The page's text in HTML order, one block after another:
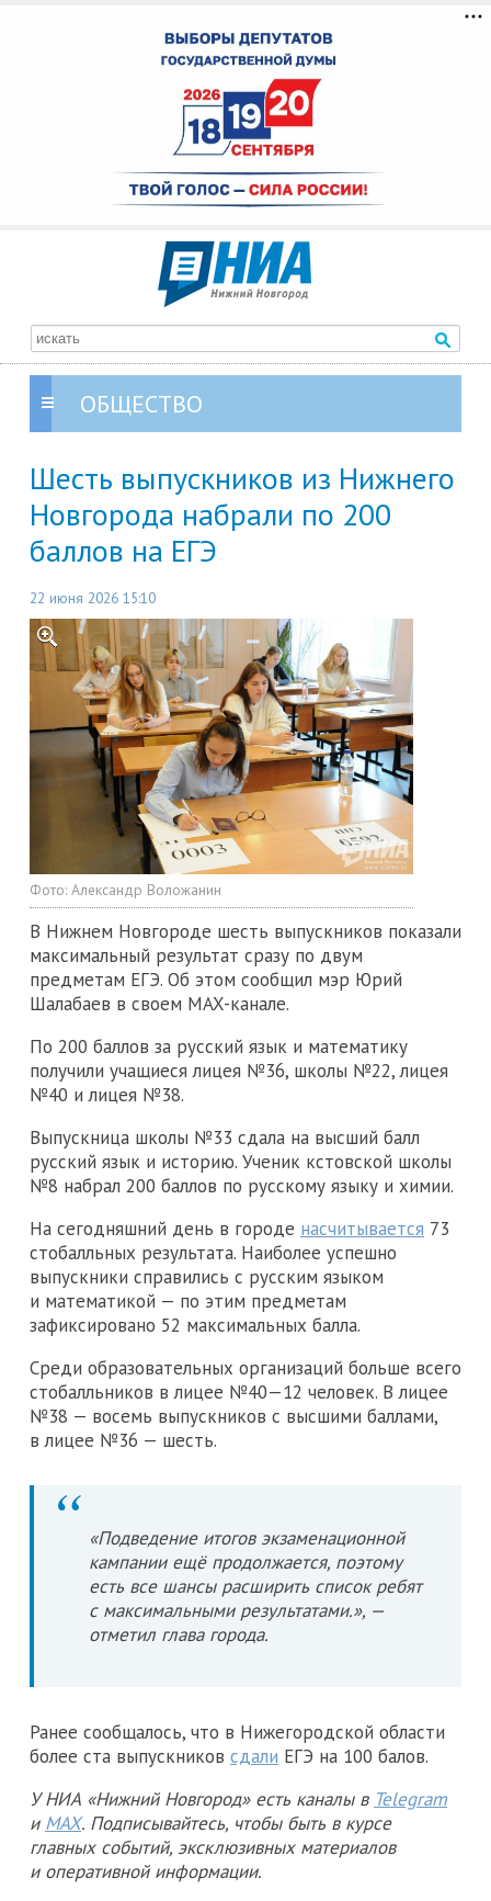
ОБЩЕСТВО
Шесть выпускников из Нижнего
Новгорода набрали по 200
баллов на ЕГЭ
22 июня 2026 15:10
Фото: Александр Воложанин
В Нижнем Новгороде шесть выпускников показали
максимальный результат сразу по двум
предметам ЕГЭ. Об этом сообщил мэр Юрий
Шалабаев в своем MAX-канале.
По 200 баллов за русский язык и математику
получили учащиеся лицея №36, школы №22, лицея
№40 и лицея №38.
Выпускница школы №33 сдала на высший балл
русский язык и историю. Ученик кстовской школы
№8 набрал 200 баллов по русскому языку и химии.
На сегодняшний день в городе насчитывается 73
стобалльных результата. Наиболее успешно
выпускники справились с русским языком
и математикой — по этим предметам
зафиксировано 52 максимальных балла.
Среди образовательных организаций больше всего
стобалльников в лицее №40—12 человек. В лицее
№38 — восемь выпускников с высшими баллами,
в лицее №36 — шесть.
«Подведение итогов экзаменационной
кампании ещё продолжается, поэтому
есть все шансы расширить список ребят
с максимальными результатами.», —
отметил глава города.
Ранее сообщалось, что в Нижегородской области
более ста выпускников сдали ЕГЭ на 100 балов.
У НИА «Нижний Новгород» есть каналы в Telegram
и MAX. Подписывайтесь, чтобы быть в курсе
главных событий, эксклюзивных материалов
и оперативной информации.